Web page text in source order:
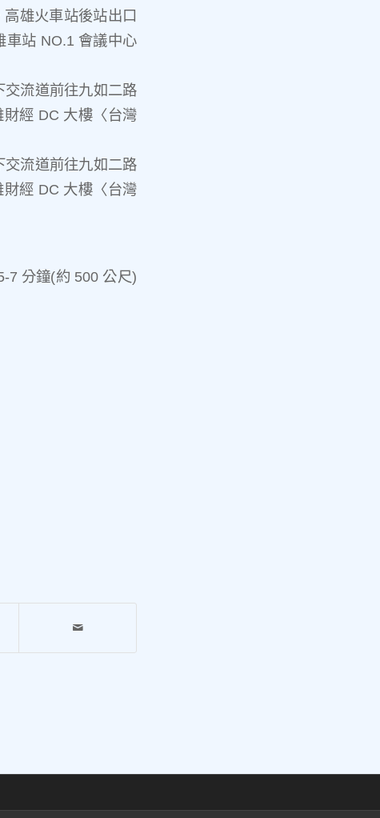
雄火車站後站出口
車站 NO.1 會議中心
流道前往九如二路
經 DC 大樓〈台灣
流道前往九如二路
經 DC 大樓〈台灣
7 分鐘(約 500 公尺)